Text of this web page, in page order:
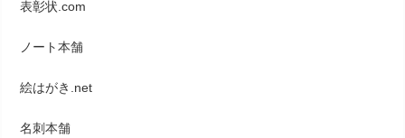
表彰状.com
ノート本舗
絵はがき.net
名刺本舗